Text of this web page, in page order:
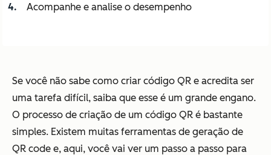
Acompanhe e analise o desempenho
Se você não sabe como criar código QR e acredita ser
uma tarefa difícil, saiba que esse é um grande engano.
O processo de criação de um código QR é bastante
simples. Existem muitas ferramentas de geração de
QR code e, aqui, você vai ver um passo a passo para